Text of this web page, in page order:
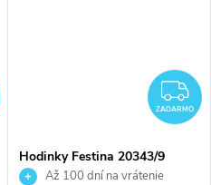
ZADARMO
Hodinky Festina 20343/9
Až 100 dní na vrátenie